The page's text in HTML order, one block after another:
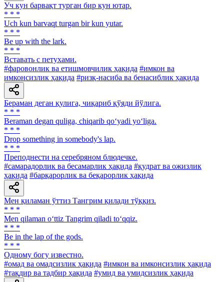
Уч кун барвақт турган бир кун ютар.
* * *
Uch kun barvaqt turgan bir kun yutar.
* * *
Be up with the lark.
* * *
Вставать с петухами.
#фаровонлик ва етишмовчилик ҳақида #имкон ва
имконсизлик ҳақида #ризқ-насиба ва бенасиблик ҳақида
Бераман деган қулига, чиқариб қўяди йўлига.
* * *
Beraman degan quliga, chiqarib qo‘yadi yo‘liga.
* * *
Drop something in somebody's lap.
* * *
Преподнести на серебряном блюдечке.
#самарадорлик ва бесамарлик ҳақида #қудрат ва ожизлик
ҳақида #барқарорлик ва беқарорлик ҳақида
Мен қиламан ўттиз Тангрим қилади тўққиз.
* * *
Men qilaman o‘ttiz Tangrim qiladi to‘qqiz.
* * *
Be in the lap of the gods.
* * *
Одному богу известно.
#омад ва омадсизлик ҳақида #имкон ва имконсизлик ҳақида
#тақдир ва тадбир ҳақида #умид ва умидсизлик ҳақида